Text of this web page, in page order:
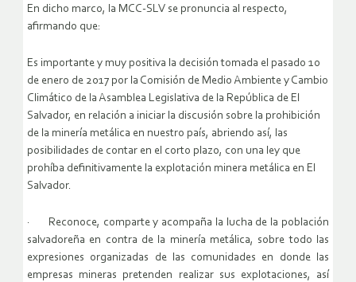
En dicho marco, la MCC-SLV se pronuncia al respecto,
afirmando que:
Es importante y muy positiva la decisión tomada el pasado 10
de enero de 2017 por la Comisión de Medio Ambiente y Cambio
Climático de la Asamblea Legislativa de la República de El
Salvador, en relación a iniciar la discusión sobre la prohibición
de la minería metálica en nuestro país, abriendo así, las
posibilidades de contar en el corto plazo, con una ley que
prohíba definitivamente la explotación minera metálica en El
Salvador.
· Reconoce, comparte y acompaña la lucha de la población
salvadoreña en contra de la minería metálica, sobre todo las
expresiones organizadas de las comunidades en donde las
empresas mineras pretenden realizar sus explotaciones, así